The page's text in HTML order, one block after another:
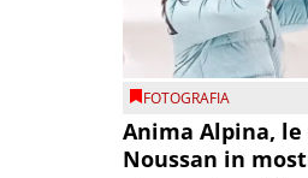
FOTOGRAFIA
Anima Alpina,
Noussan in